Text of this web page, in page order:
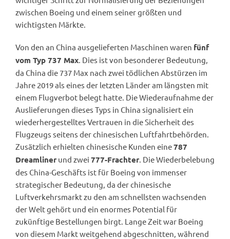
zwischen Boeing und einem seiner größten und
wichtigsten Märkte.
Von den an China ausgelieferten Maschinen waren fünf
vom Typ 737 Max. Dies ist von besonderer Bedeutung,
da China die 737 Max nach zwei tödlichen Abstürzen im
Jahre 2019 als eines der letzten Länder am längsten mit
einem Flugverbot belegt hatte. Die Wiederaufnahme der
Auslieferungen dieses Typs in China signalisiert ein
wiederhergestelltes Vertrauen in die Sicherheit des
Flugzeugs seitens der chinesischen Luftfahrtbehörden.
Zusätzlich erhielten chinesische Kunden eine787
Dreamliner und zwei 777-Frachter. Die Wiederbelebung
des China-Geschäfts ist für Boeing von immenser
strategischer Bedeutung, da der chinesische
Luftverkehrsmarkt zu den am schnellsten wachsenden
der Welt gehört und ein enormes Potential für
zukünftige Bestellungen birgt. Lange Zeit war Boeing
von diesem Markt weitgehend abgeschnitten, während